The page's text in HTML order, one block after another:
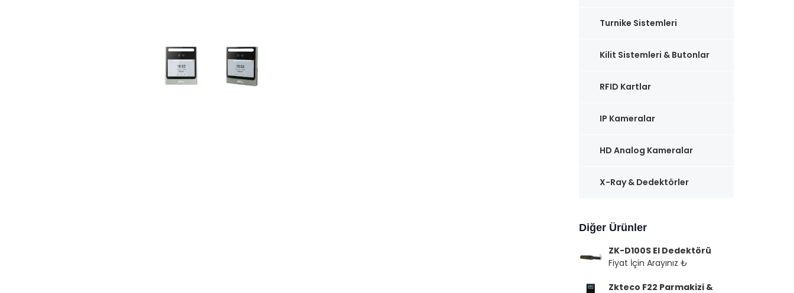
Turnike Sistemleri
Kilit Sistemleri & Butonlar
RFID Kartlar
IP Kameralar
HD Analog Kameralar
X-Ray & Dedektörler
Diğer Ürünler
ZK-D100S El Dedektörü
Fiyat İçin Arayınız ₺
Zkteco F22 Parmakizi &